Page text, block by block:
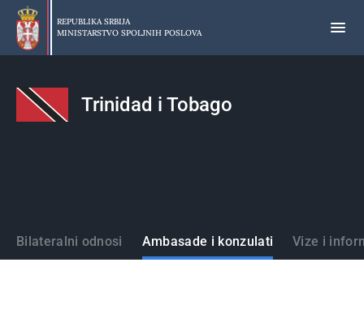
Preskoči
glavni
deo
REPUBLIKA SRBIJA
MINISTARSTVO SPOLJNIH POSLOVA
Trinidad i Tobago
Države
Bilateralni odnosi Ambasade i konzulati Vize i